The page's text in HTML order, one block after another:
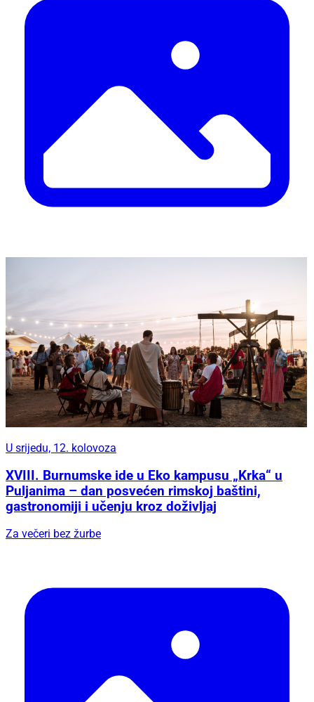
U srijedu, 12. kolovoza
XVIII. Burnumske ide u Eko kampusu „Krka“ u
Puljanima – dan posvećen rimskoj baštini,
gastronomiji i učenju kroz doživljaj
Za večeri bez žurbe